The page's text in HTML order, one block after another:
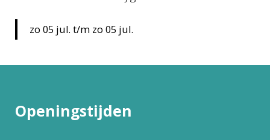
zo 05 jul. t/m zo 05 jul.
Openingstijden